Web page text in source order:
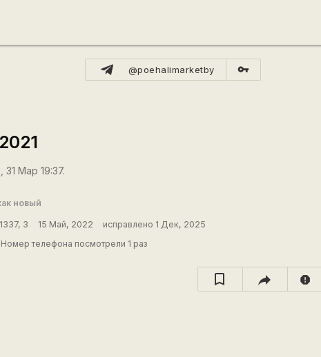
@poehalimarketby vpn_key
Мар 19:37.
новый
3 15 Май, 2022
исправлено 1 Дек, 2025
Номер телефона посмотрели 1 раз
report